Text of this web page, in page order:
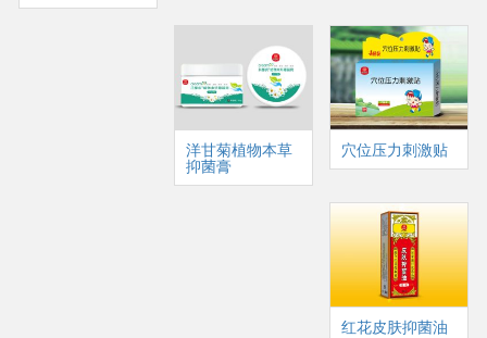
洋甘菊植物本草
抑菌膏
穴位压力刺激贴
红花皮肤抑菌油